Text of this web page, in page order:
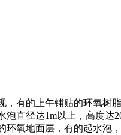
有的上午铺贴的环氧树
直径达1m以上，高度达
氧地面层，有的起水泡